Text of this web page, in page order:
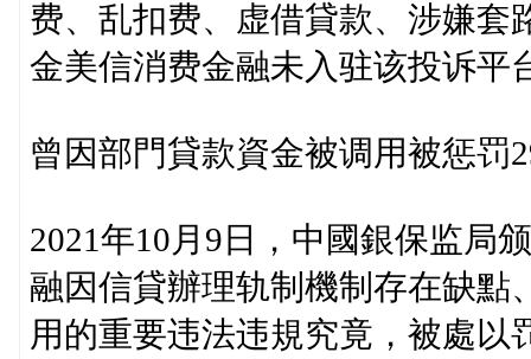
费、乱扣费、虚借貸款、涉嫌套
金美信消费金融未入驻该投诉平
曾因部門貸款資金被调用被惩罚
2021年10月9日，中國銀保监局
融因信貸辦理轨制機制存在缺點
用的重要违法违規究竟，被處以